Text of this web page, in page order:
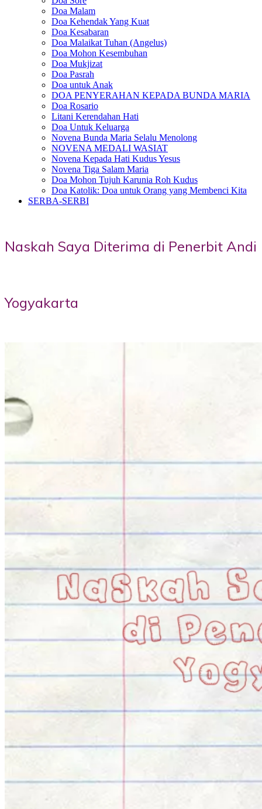
Doa Malam
Doa Kehendak Yang Kuat
Doa Kesabaran
Doa Malaikat Tuhan (Angelus)
Doa Mohon Kesembuhan
Doa Mukjizat
Doa Pasrah
Doa untuk Anak
DOA PENYERAHAN KEPADA BUNDA MARIA
Doa Rosario
Litani Kerendahan Hati
Doa Untuk Keluarga
Novena Bunda Maria Selalu Menolong
NOVENA MEDALI WASIAT
Novena Kepada Hati Kudus Yesus
Novena Tiga Salam Maria
Doa Mohon Tujuh Karunia Roh Kudus
Doa Katolik: Doa untuk Orang yang Membenci Kita
SERBA-SERBI
Naskah Saya Diterima di Penerbit Andi
Yogyakarta